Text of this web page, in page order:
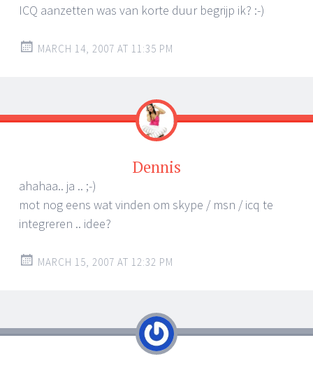
ICQ aanzetten was van korte duur begrijp ik? :-)
MARCH 14, 2007 AT 11:35 PM
Dennis
ahahaa.. ja .. ;-)
mot nog eens wat vinden om skype / msn / icq te
integreren .. idee?
MARCH 15, 2007 AT 12:32 PM